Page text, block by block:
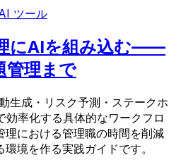
ツール
にAIを組み込む——
管理まで
生成・リスク予測・ステークホ
率化する具体的なワークフロ
理における管理職の時間を削減
境を作る実践ガイドです。